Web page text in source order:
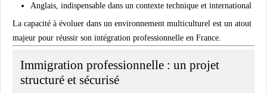
Anglais , indispensable dans un contexte technique et international
La capacité à évoluer dans un environnement multiculturel est un atout
majeur pour réussir son intégration professionnelle en France.
Immigration professionnelle : un projet
structuré et sécurisé